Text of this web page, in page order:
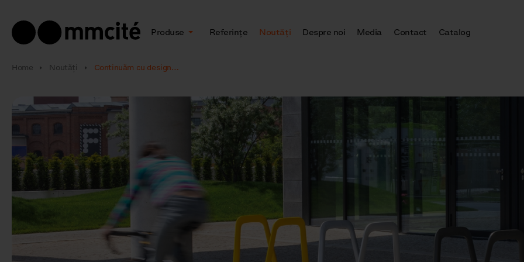
Produse Referințe Noutăţi Despre noi Media Contact Catalog
Home Noutăţi Continuăm cu design…